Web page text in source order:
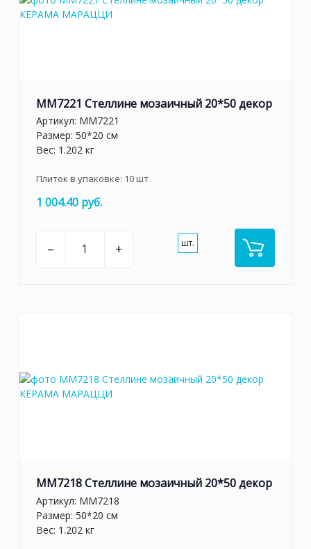
MM7221 Стеллине мозаичный 20*50 декор
Артикул: MM7221
Размер: 50*20 см
Вес: 1.202 кг
Плиток в упаковке: 10шт
1 004.40 руб.
– + шт.
MM7218 Стеллине мозаичный 20*50 декор
Артикул: MM7218
Размер: 50*20 см
Вес: 1.202 кг